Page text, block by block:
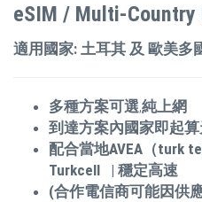
eSIM / Multi-Country
適用國家: 土耳其 及 歐美多
多種方案可選,純上網
到達方案內國家即起
配合當地AVEA（turk
Turkcell | 穩定高速
(合作電信商可能因供